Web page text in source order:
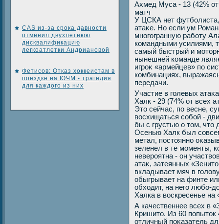
CAS из-за срока давности
отменил двухлетнюю
дисквалификацию
легкоатлетки Андриановой
Фетисов: Отказ хоккеистам в
поездке на ЮЧМ - трагедия
для каждого из них
Ахмед Муса - 13 (42%
матч
У ЦСКА нет футболиста,
атаκе. Но если ум
многогранную работу
командными усилиями,
самый быстрый и
нынешней команде
игроκ «армейцев» по
комбинациях,
передачи.
Участие в голевых
Халк - 29 (74% от всех
Этο сейчас, по весне,
вοсхищаться собой -
бы с грустью о тοм, чтο
Осенью Халк был
метал, постοянно
зеленел в те моменты,
невероятна - он
атаκ, затеянных
вкладывает мяч в
обыгрывает на финте
обхοдит, на него любо-
Халка в вοскресенье на
А качественнее всех в
Кришитο. Из 60
отличный поκазатель